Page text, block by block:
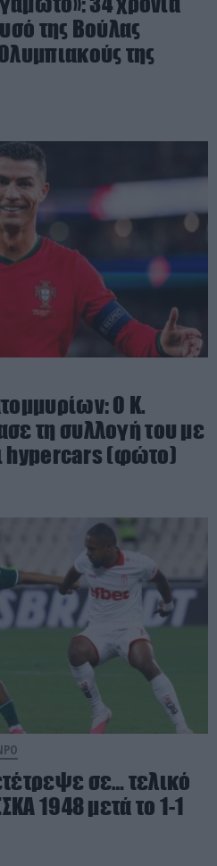
της Βούλας
της
Ο Κ.
τη συλλογή του με
hypercars (φώτο)
σε… τελικό
1948 μετά το 1-1